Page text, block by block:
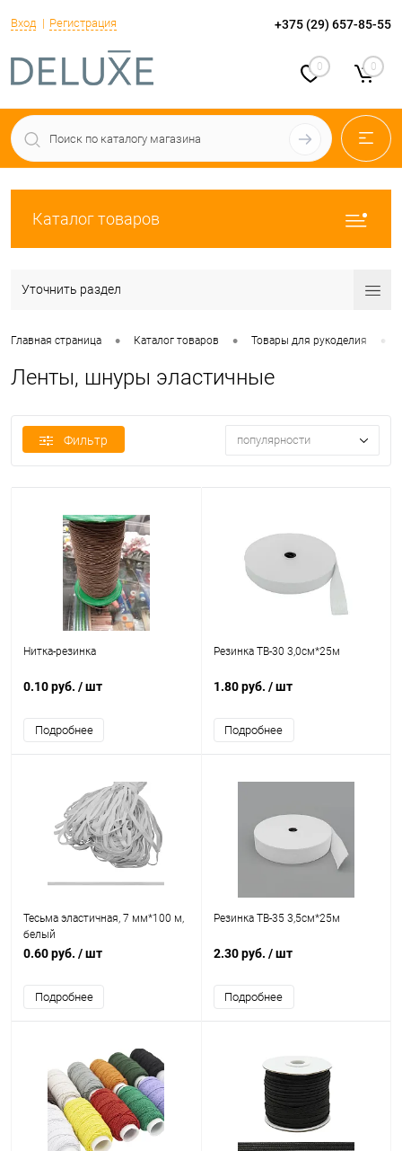
Вход Регистрация +375 (29) 657-85-55
0 0
Каталог товаров
Уточнить раздел
Главная страница • Каталог товаров • Товары для рукоделия •
Ленты, шнуры эластичные
Фильтр популярности
Нитка-резинка
0.10 руб. / шт
Подробнее
Резинка ТВ-30 3,0см*25м
1.80 руб. / шт
Подробнее
Тесьма эластичная, 7 мм*100 м,
белый
0.60 руб. / шт
Подробнее
Резинка ТВ-35 3,5см*25м
2.30 руб. / шт
Подробнее